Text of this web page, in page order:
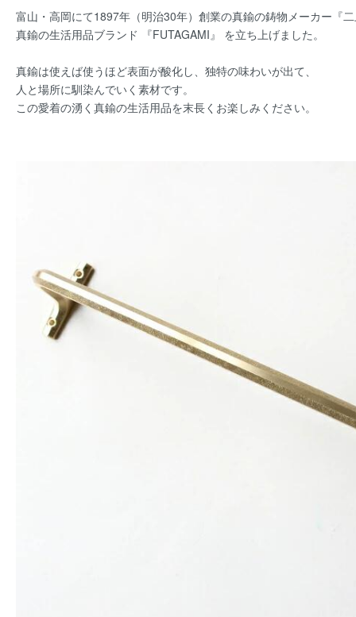
富山・高岡にて1897年（明治30年）創業の真鍮の鋳物メーカー『
真鍮の生活用品ブランド 『FUTAGAMI』 を立ち上げました。
真鍮は使えば使うほど表面が酸化し、独特の味わいが出て、
人と場所に馴染んでいく素材です。
この愛着の湧く真鍮の生活用品を末長くお楽しみください。